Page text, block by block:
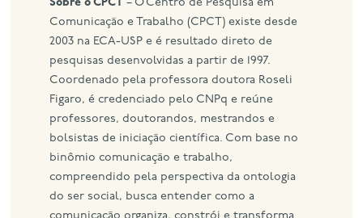
Sobre o CPCT – O Centro de Pesquisa em
Comunicação e Trabalho (CPCT) existe desde
2003 na ECA-USP e é resultado direto de
pesquisas desenvolvidas a partir de 1997.
Coordenado pela professora doutora Roseli
Figaro, é credenciado pelo CNPq e reúne
professores, doutorandos, mestrandos e
bolsistas de iniciação científica. Com base no
binômio comunicação e trabalho,
compreendido pela perspectiva da ontologia
do ser social, busca entender como a